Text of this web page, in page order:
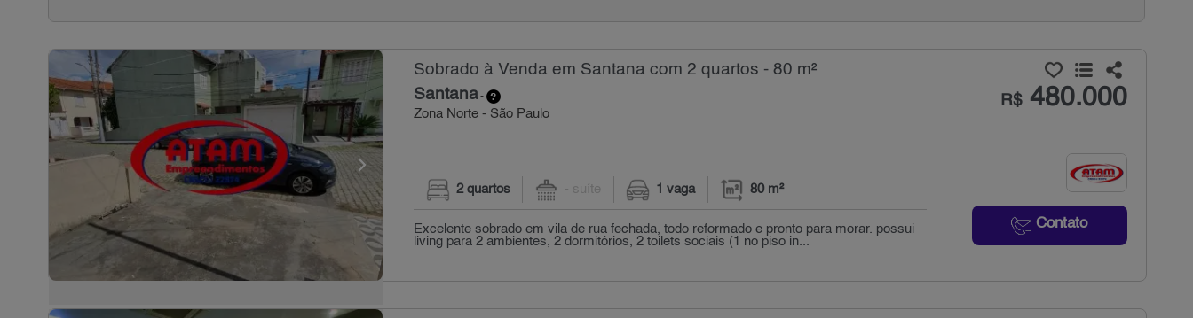
Sobrado à Venda em Santana com 2 quartos - 80 m²
Santana-
Zona Norte - São Paulo
R$480.000
Contato
2 quartos - suíte 1 vaga 80 m²
Excelente sobrado em vila de rua fechada, todo reformado e pronto para morar. possui
living para 2 ambientes, 2 dormitórios, 2 toilets sociais (1 no piso in...